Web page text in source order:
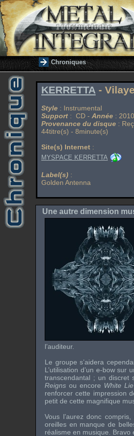
Chroniques
KERRETTA -
Style : Instrumental
Support : CD - Année : 2010
Provenance du disque :
44titre(s) - 8minute(s)
Site(s) Internet :
MYSPACE KERRETTA
Label(s) :
Golden Antenna
Une autre dimension
l’auditeur.
Le groupe s’aidera
L’utilisation d’un e-bowsur
transcendantal ; un discret
Reigns ou encore White Lie
renforcer cette impression
petit de cette magnifique
Vous l’aurez donc
oreilles en manque de
réalisme en musique. Bravo